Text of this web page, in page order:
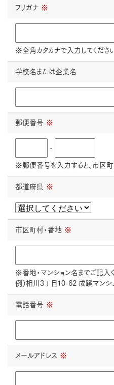
フリガナ ※
※全角カタカナで入力してくださ
学校名または企業名
郵便番号 ※
-
※郵便番号を入力すると、市区町
都道府県 ※
市区町村・番地 ※
※番地・マンション名までご記入く
例）相川3丁目10-62 成蹊マンシ
電話番号 ※
メールアドレス ※